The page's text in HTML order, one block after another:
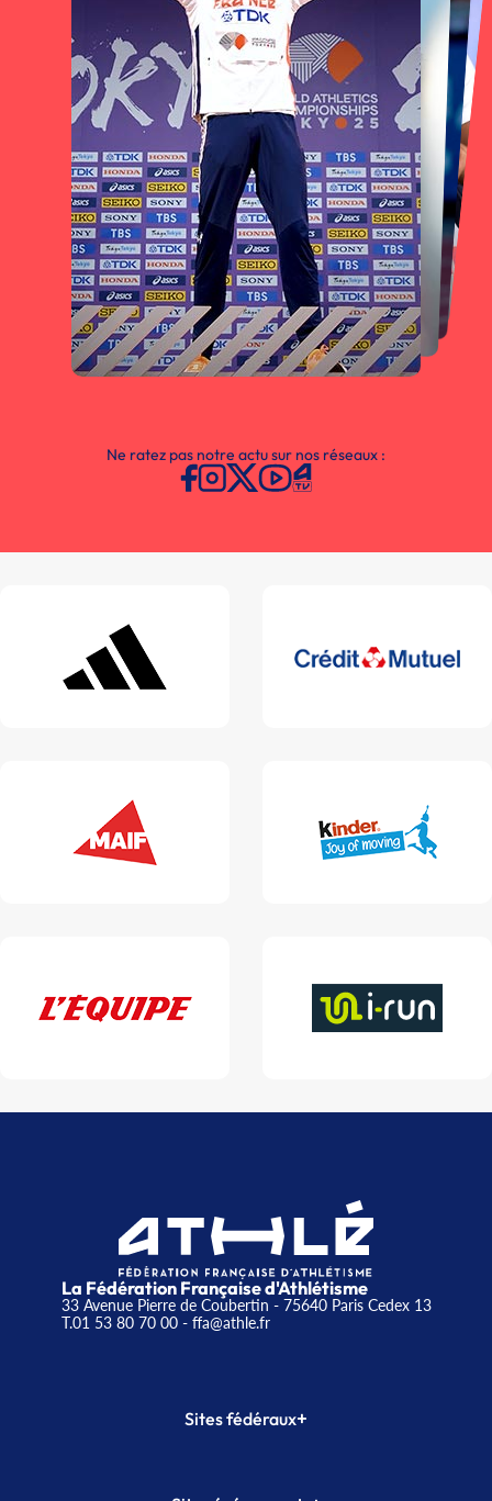
Ne ratez pas notre actu sur nos réseaux :
La Fédération Française d'Athlétisme
33 Avenue Pierre de Coubertin - 75640 Paris Cedex 13
T.01 53 80 70 00- ffa@athle.fr
Sites fédéraux+